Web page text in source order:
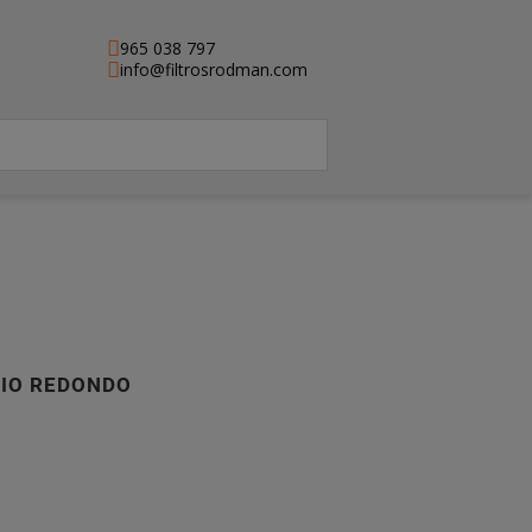
965 038 797
info@filtrosrodman.com
REDONDO